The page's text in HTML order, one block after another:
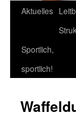
Aktuelles
Sportlich,
sportlich!